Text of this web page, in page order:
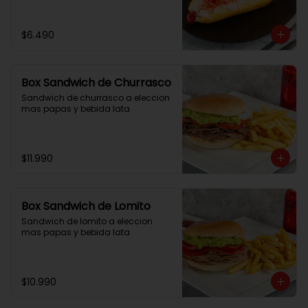
$6.490
Box Sandwich de Churrasco
Sandwich de churrasco a eleccion
mas papas y bebida lata
$11.990
Box Sandwich de Lomito
Sandwich de lomito a eleccion
mas papas y bebida lata
$10.990